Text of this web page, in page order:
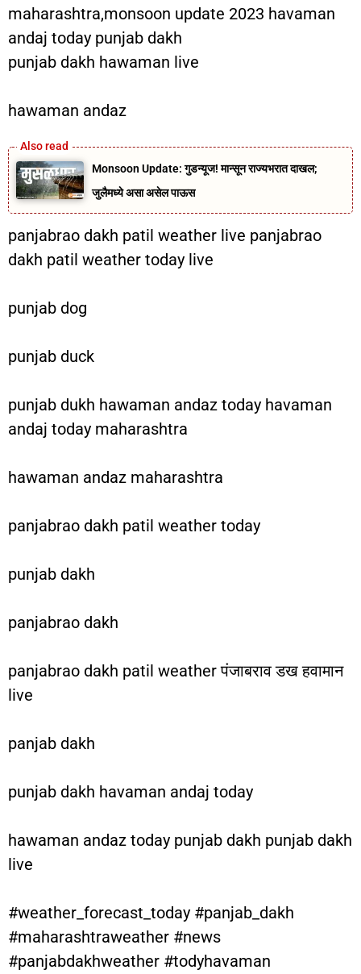
maharashtra,monsoon update 2023 havaman
andaj today punjab dakh
punjab dakh hawaman live
hawaman andaz
Monsoon Update: गुडन्यूज! मान्सून राज्यभरात दाखल;
जुलैमध्ये असा असेल पाऊस
panjabrao dakh patil weather live panjabrao
dakh patil weather today live
punjab dog
punjab duck
punjab dukh hawaman andaz today havaman
andaj today maharashtra
hawaman andaz maharashtra
panjabrao dakh patil weather today
punjab dakh
panjabrao dakh
panjabrao dakh patil weather पंजाबराव डख हवामान
live
panjab dakh
punjab dakh havaman andaj today
hawaman andaz today punjab dakh punjab dakh
live
#weather_forecast_today #panjab_dakh
#maharashtraweather #news
#panjabdakhweather #todyhavaman